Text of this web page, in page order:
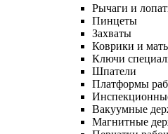
Рычаги и
Пинцеты
Захваты
Коврики и
Ключи
Шпатели
Платформы
Вакуумные
Магнитные